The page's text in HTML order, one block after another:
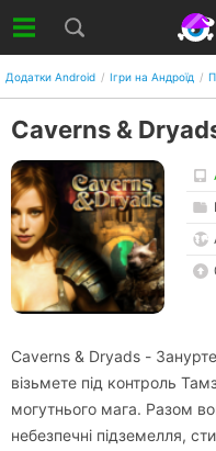
Додатки Android Ігри на Андроїд
Caverns &
Caverns & Dryads -
візьмете під контроль
могутнього мага. Разом
небезпечні підземелля,